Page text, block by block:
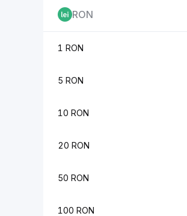
RON
1 RON
5 RON
10 RON
20 RON
50 RON
100 RON